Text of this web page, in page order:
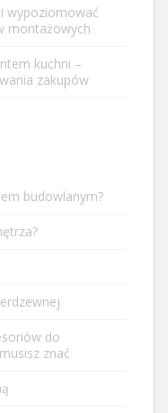
wypoziomować
montażowych
kuchni –
zakupów
budowlanym?
do
znać